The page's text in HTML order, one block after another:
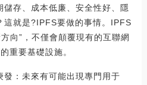
儲存、成本低廉、安全性好、隱
這就是?IPFS要做的事情。IPFS
向”，不僅會顛覆現有的互聯網
重要基礎設施。
：未來有可能出現專門用于